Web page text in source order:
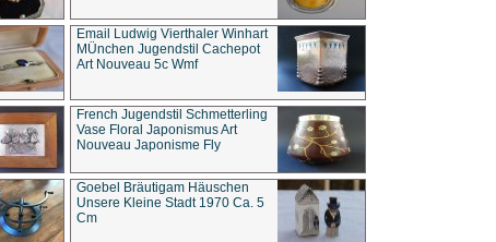
Email Ludwig Vierthaler Winhart
MÜnchen Jugendstil Cachepot
Art Nouveau 5c Wmf
French Jugendstil Schmetterling
Vase Floral Japonismus Art
Nouveau Japonisme Fly
Goebel Bräutigam Häuschen
Unsere Kleine Stadt 1970 Ca. 5
Cm